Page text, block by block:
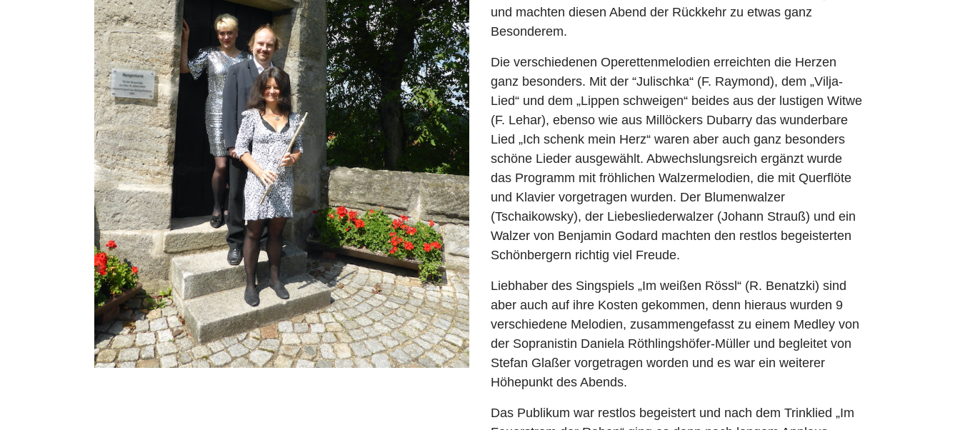
und machten diesen Abend der Rückkehr zu etwas ganz
Besonderem.
Die verschiedenen Operettenmelodien erreichten die Herzen
ganz besonders. Mit der “Julischka“ (F. Raymond), dem „Vilja-
Lied“ und dem „Lippen schweigen“ beides aus der lustigen Witwe
(F. Lehar), ebenso wie aus Millöckers Dubarry das wunderbare
Lied „Ich schenk mein Herz“ waren aber auch ganz besonders
schöne Lieder ausgewählt. Abwechslungsreich ergänzt wurde
das Programm mit fröhlichen Walzermelodien, die mit Querflöte
und Klavier vorgetragen wurden. Der Blumenwalzer
(Tschaikowsky), der Liebesliederwalzer (Johann Strauß) und ein
Walzer von Benjamin Godard machten den restlos begeisterten
Schönbergern richtig viel Freude.
Liebhaber des Singspiels „Im weißen Rössl“ (R. Benatzki) sind
aber auch auf ihre Kosten gekommen, denn hieraus wurden 9
verschiedene Melodien, zusammengefasst zu einem Medley von
der Sopranistin Daniela Röthlingshöfer-Müller und begleitet von
Stefan Glaßer vorgetragen worden und es war ein weiterer
Höhepunkt des Abends.
Das Publikum war restlos begeistert und nach dem Trinklied „Im